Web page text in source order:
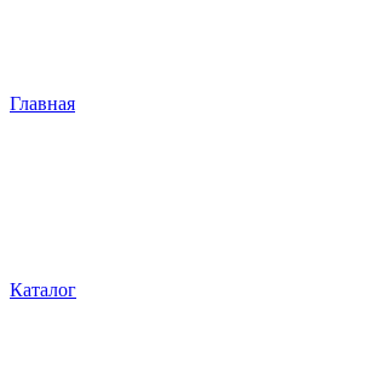
Главная
Каталог